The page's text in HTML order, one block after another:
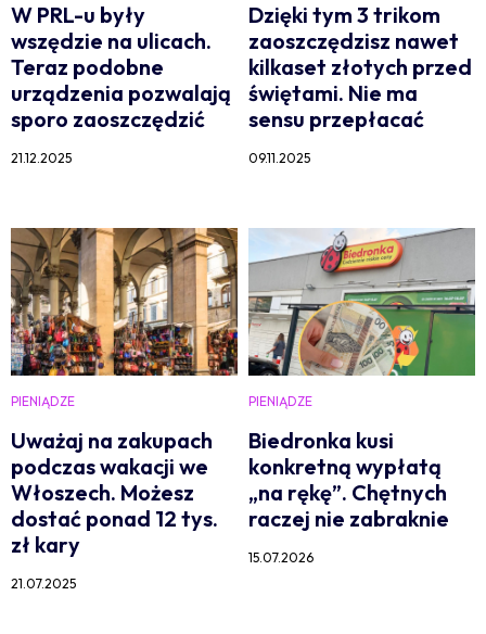
W PRL-u były
wszędzie na ulicach.
Teraz podobne
urządzenia pozwalają
sporo zaoszczędzić
21.12.2025
Dzięki tym 3 trikom
zaoszczędzisz nawet
kilkaset złotych przed
świętami. Nie ma
sensu przepłacać
09.11.2025
PIENIĄDZE
Uważaj na zakupach
podczas wakacji we
Włoszech. Możesz
dostać ponad 12 tys.
zł kary
21.07.2025
PIENIĄDZE
Biedronka kusi
konkretną wypłatą
„na rękę”. Chętnych
raczej nie zabraknie
15.07.2026